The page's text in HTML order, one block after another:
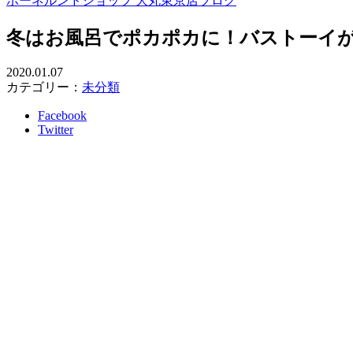
冬はお風呂でポカポカに！バストーイ
2020.01.07
カテゴリー： 未分類
Facebook
Twitter